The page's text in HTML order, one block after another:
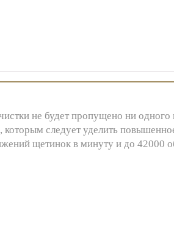
не будет пропущено ни одного
которым следует уделить
щетинок в минуту и до 42000